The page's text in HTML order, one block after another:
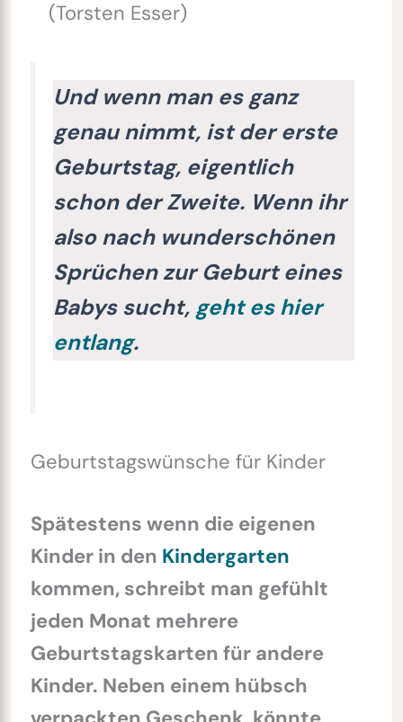
(Torsten Esser)
Und wenn man es ganz
genau nimmt, ist der erste
Geburtstag, eigentlich
schon der Zweite. Wenn ihr
also nach wunderschönen
Sprüchen zur Geburt eines
Babys sucht, geht es hier
entlang.
Geburtstagswünsche für Kinder
Spätestens wenn die eigenen
Kinder in den Kindergarten
kommen, schreibt man gefühlt
jeden Monat mehrere
Geburtstagskarten für andere
Kinder. Neben einem hübsch